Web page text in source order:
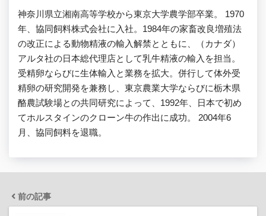
神奈川県立湘南高等学校から東京大学農学部卒業。 1970
年、協同飼料株式会社に入社。1984年の家畜改良増殖法
の改正による動物精液の輸入解禁とともに、（カナダ）
アルタ社の日本総代理店として乳牛精液の輸入を担当。
受精卵ならびに生体輸入と業務を拡大。併行して体外受
精卵の研究開発を兼務し、東京農業大学ならびに栃木県
酪農試験場との共同研究によって、1992年、日本で初め
てホルスタインのクローン牛の作出に成功。 2004年6
月、協同飼料を退職。
前の記事